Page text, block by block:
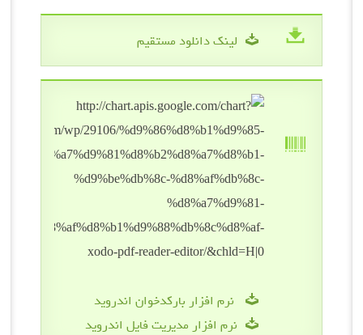
لینک دانلود مستقیم
نرم افزار بارکدخوان اندروید
نرم افزار مدیریت فایل اندروید